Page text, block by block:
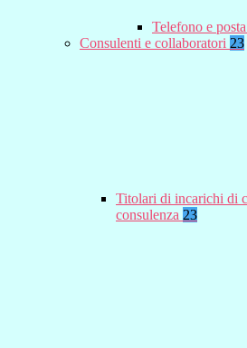
Telefono e
Consulenti e collaboratori 23
Titolari di incarichi di
consulenza 23